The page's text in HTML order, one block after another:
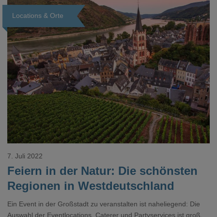
Locations & Orte
Feiern in der Natur: Die schönsten
Regionen in Westdeutschland
7. Juli 2022
Ein Event in der Großstadt zu veranstalten ist naheliegend: Die
Auswahl der Eventlocations, Caterer und Partyservices ist groß,